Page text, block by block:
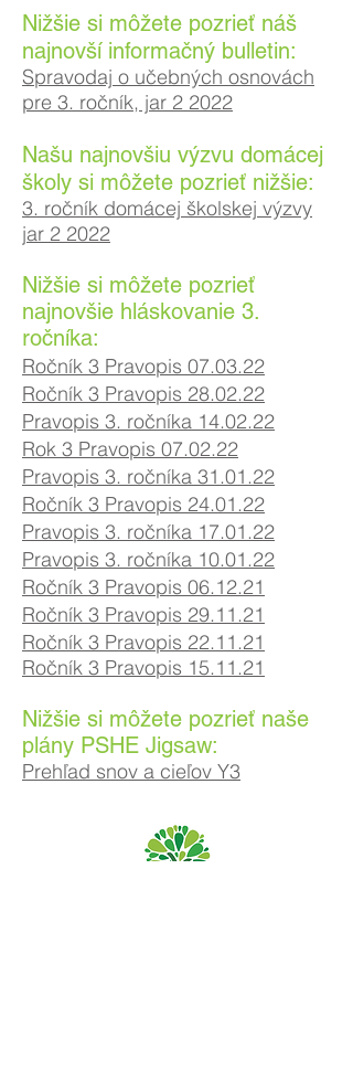
Nižšie si môžete pozrieť náš
najnovší informačný bulletin:
Spravodaj o učebných osnovách
pre 3. ročník, jar 2 2022
Našu najnovšiu výzvu domácej
školy si môžete pozrieť nižšie:
3. ročník domácej školskej výzvy
jar 2 2022
Nižšie si môžete pozrieť
najnovšie hláskovanie 3.
ročníka:
Ročník 3 Pravopis 07.03.22
Ročník 3 Pravopis 28.02.22
Pravopis 3. ročníka 14.02.22
Rok 3 Pravopis 07.02.22
Pravopis 3. ročníka 31.01.22
Ročník 3 Pravopis 24.01.22
Pravopis 3. ročníka 17.01.22
Pravopis 3. ročníka 10.01.22
Ročník 3 Pravopis 06.12.21
Ročník 3 Pravopis 29.11.21
Ročník 3 Pravopis 22.11.21
Ročník 3 Pravopis 15.11.21
Nižšie si môžete pozrieť naše
plány PSHE Jigsaw:
Prehľad snov a cieľov Y3